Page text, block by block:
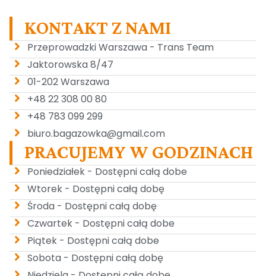
KONTAKT Z NAMI
Przeprowadzki Warszawa - Trans Team
Jaktorowska 8/47
01-202 Warszawa
+48 22 308 00 80
+48 783 099 299
biuro.bagazowka@gmail.com
PRACUJEMY W GODZINACH
Poniedziałek - Dostępni całą dobe
Wtorek - Dostępni całą dobę
Środa - Dostępni całą dobę
Czwartek - Dostępni całą dobe
Piątek - Dostępni całą dobe
Sobota - Dostępni całą dobę